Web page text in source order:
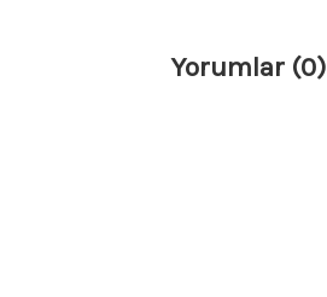
Yorumlar (0)